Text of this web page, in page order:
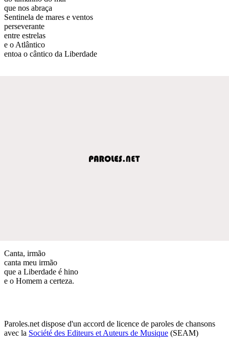
que nos abraça
Sentinela de mares e ventos
perseverante
entre estrelas
e o Atlântico
entoa o cântico da Liberdade
Canta, irmão
canta meu irmão
que a Liberdade é hino
e o Homem a certeza.
Paroles.net dispose d'un accord de licence de paroles de chansons
avec la Société des Editeurs et Auteurs de Musique (SEAM)